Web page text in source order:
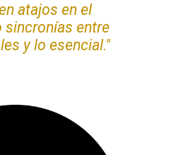
atajos en el
sincronías entre
y lo esencial."